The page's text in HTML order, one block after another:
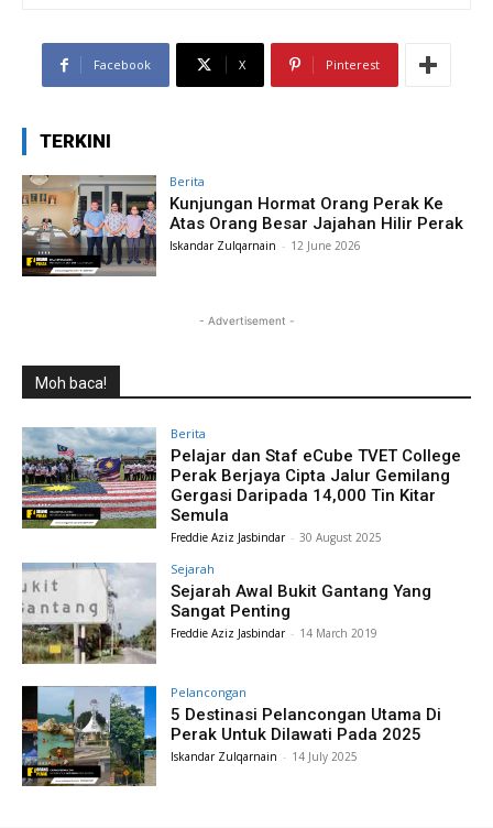
Facebook X Pinterest
TERKINI
Berita
Kunjungan Hormat Orang Perak Ke
Atas Orang Besar Jajahan Hilir Perak
Iskandar Zulqarnain - 12 June 2026
- Advertisement -
Moh baca!
Berita
Pelajar dan Staf eCube TVET College
Perak Berjaya Cipta Jalur Gemilang
Gergasi Daripada 14,000 Tin Kitar
Semula
Freddie Aziz Jasbindar - 30 August 2025
Sejarah
Sejarah Awal Bukit Gantang Yang
Sangat Penting
Freddie Aziz Jasbindar - 14 March 2019
Pelancongan
5 Destinasi Pelancongan Utama Di
Perak Untuk Dilawati Pada 2025
Iskandar Zulqarnain - 14 July 2025